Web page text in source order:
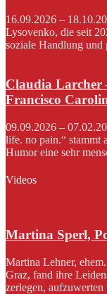
16.09.2026 –
Lysovenko, die seit
soziale Handlung und
Claudia Larcher
Francisco
09.09.2026 –
life. no pain.“ stammt
Humor eine sehr
Videos
Martina Sperl,
Martina Lehner,
Graz, fand ihre
zerlegen, aufzuwerten